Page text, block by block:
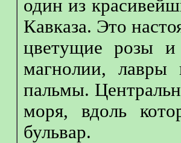
один из
Кавказа. Это
цветущие розы и
магнолии, лавры
пальмы.
моря, вдоль
бульвар.